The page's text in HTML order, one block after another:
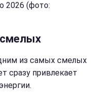
2026 (фото:
из самых смелых
сразу привлекает